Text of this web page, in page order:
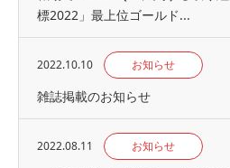
標2022」最上位ゴールド...
2022.10.10 お知らせ
雑誌掲載のお知らせ
2022.08.11 お知らせ